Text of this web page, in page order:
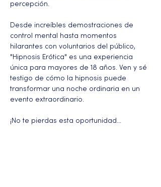
percepción.
Desde increíbles demostraciones de
control mental hasta momentos
hilarantes con voluntarios del público,
"Hipnosis Erótica" es una experiencia
única para mayores de 18 años. Ven y sé
testigo de cómo la hipnosis puede
transformar una noche ordinaria en un
evento extraordinario.
¡No te pierdas esta oportunidad…